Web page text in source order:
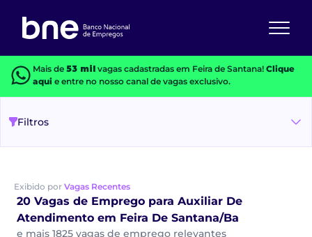
Mais de 53 milvagas cadastradas em Feira de Santana! Clique
aquie entre no nosso canal de vagas exclusivo.
Filtros
Exibido por Vagas Recentes
20 Vagas de Emprego para Auxiliar De
Atendimento em Feira De Santana/Ba
e mais 1825 vagas de emprego relevantes